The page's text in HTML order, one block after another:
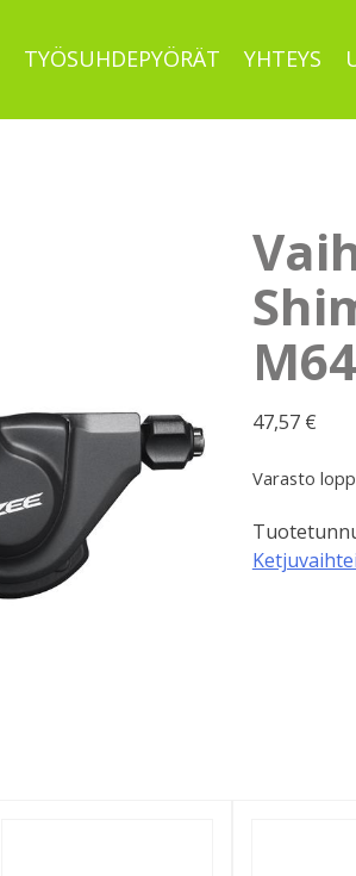
TYÖSUHDEPYÖRÄT YHTEYS
47,57 €
Varasto